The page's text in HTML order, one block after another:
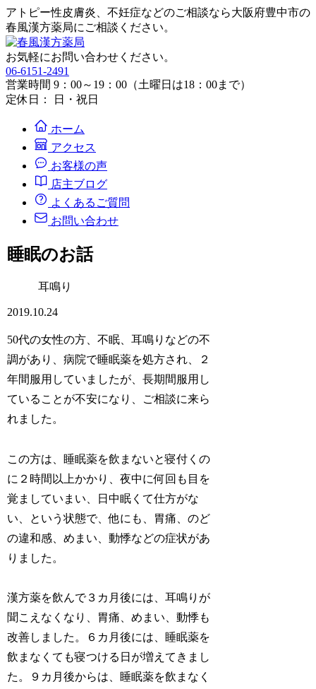
アトピー性皮膚炎、不妊症などのご相談なら大阪府豊中市の
春風漢方薬局にご相談ください。
お気軽にお問い合わせください。
06-6151-2491
営業時間 9：00～19：00（土曜日は18：00まで）
定休日： 日・祝日
ホーム
アクセス
お客様の声
店主ブログ
よくあるご質問
お問い合わせ
睡眠のお話
耳鳴り
2019.10.24
50代の女性の方、不眠、耳鳴りなどの不
調があり、病院で睡眠薬を処方され、２
年間服用していましたが、長期間服用し
ていることが不安になり、ご相談に来ら
れました。
この方は、睡眠薬を飲まないと寝付くの
に２時間以上かかり、夜中に何回も目を
覚ましていまい、日中眠くて仕方がな
い、という状態で、他にも、胃痛、のど
の違和感、めまい、動悸などの症状があ
りました。
漢方薬を飲んで３カ月後には、耳鳴りが
聞こえなくなり、胃痛、めまい、動悸も
改善しました。６カ月後には、睡眠薬を
飲まなくても寝つける日が増えてきまし
た。９カ月後からは、睡眠薬を飲まなく